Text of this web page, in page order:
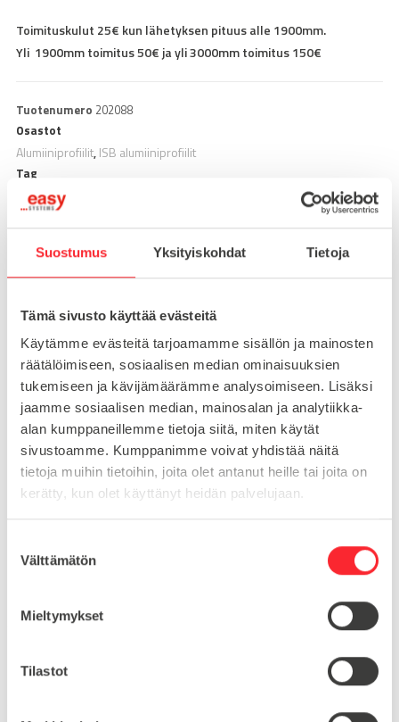
Suostumus Yksityiskohdat Tietoja
Tämä sivusto käyttää evästeitä
Käytämme evästeitä tarjoamamme sisällön ja mainosten
räätälöimiseen, sosiaalisen median ominaisuuksien
tukemiseen ja kävijämäärämme analysoimiseen. Lisäksi
jaamme sosiaalisen median, mainosalan ja analytiikka-
alan kumppaneillemme tietoja siitä, miten käytät
sivustoamme. Kumppanimme voivat yhdistää näitä
tietoja muihin tietoihin, joita olet antanut heille tai joita on
kerätty, kun olet käyttänyt heidän palvelujaan.
Välttämätön
Mieltymykset
Tilastot
Toimituskulut 25€ kun lähetyksen pituus alle 1900mm.
Yli 1900mm toimitus 50€ ja yli 3000mm toimitus 150€
Tuotenumero 202088
Osastot
Alumiiniprofiilit, ISB alumiiniprofiilit
Tag
16x80
Lataa tuoteinfo (saksa/englanti)
Lataa 3D-tiedosto (Step-tiedosto)
Yhteensopivia tuotteita
Peitelistat ja päätytulpat